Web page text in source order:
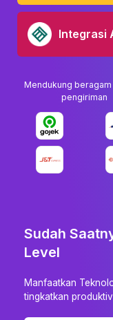
Integrasi
Mendukung beragam
pengiriman
Sudah
Level
Manfaatkan
tingkatkan